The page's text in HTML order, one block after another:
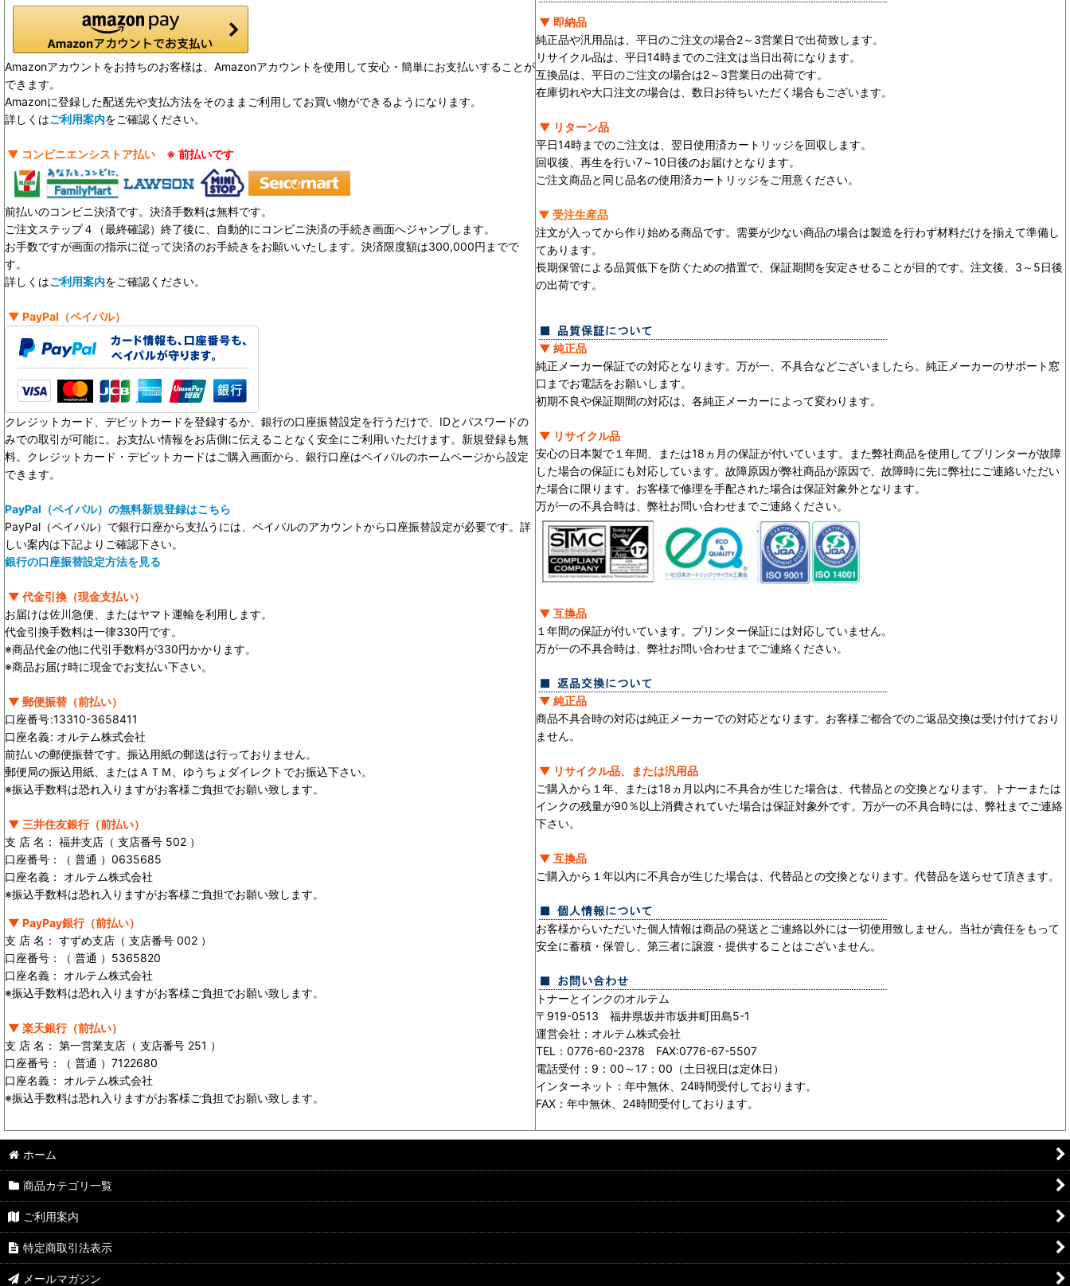
Amazonアカウントをお持ちのお客様は、Amazonアカウントを使用して安心・簡単にお支払いすることが
できます。
Amazonに登録した配送先や支払方法をそのままご利用してお買い物ができるようになります。
詳しくはご利用案内をご確認ください。
▼ コンビニエンシストア払い ※ 前払いです
前払いのコンビニ決済です。決済手数料は無料です。
ご注文ステップ４（最終確認）終了後に、自動的にコンビニ決済の手続き画面へジャンプします。
お手数ですが画面の指示に従って決済のお手続きをお願いいたします。決済限度額は300,000円までで
す。
詳しくはご利用案内をご確認ください。
▼ PayPal （ペイパル）
クレジットカード、デビットカードを登録するか、銀行の口座振替設定を行うだけで、IDとパスワードの
みでの取引が可能に。お支払い情報をお店側に伝えることなく安全にご利用いただけます。新規登録も無
料。クレジットカード・デビットカードはご購入画面から、銀行口座はペイパルのホームページから設定
できます。
PayPal（ペイパル）の無料新規登録はこちら
PayPal（ペイパル）で銀行口座から支払うには、ペイパルのアカウントから口座振替設定が必要です。詳
しい案内は下記よりご確認下さい。
銀行の口座振替設定方法を見る
▼ 代金引換（現金支払い）
お届けは佐川急便、またはヤマト運輸を利用します。
代金引換手数料は一律330円です。
※商品代金の他に代引手数料が330円かかります。
※商品お届け時に現金でお支払い下さい。
▼ 郵便振替（前払い）
口座番号:13310-3658411
口座名義: オルテム株式会社
前払いの郵便振替です。振込用紙の郵送は行っておりません。
郵便局の振込用紙、またはＡＴＭ、ゆうちょダイレクトでお振込下さい。
※振込手数料は恐れ入りますがお客様ご負担でお願い致します。
▼ 三井住友銀行（前払い）
支 店 名： 福井支店（ 支店番号 502 ）
口座番号：（ 普通 ）0635685
口座名義： オルテム株式会社
※振込手数料は恐れ入りますがお客様ご負担でお願い致します。
▼ PayPay銀行（前払い）
支 店 名： すずめ支店（ 支店番号 002 ）
口座番号：（ 普通 ）5365820
口座名義： オルテム株式会社
※振込手数料は恐れ入りますがお客様ご負担でお願い致します。
▼ 楽天銀行（前払い）
支 店 名： 第一営業支店（ 支店番号 251 ）
口座番号：（ 普通 ）7122680
口座名義： オルテム株式会社
※振込手数料は恐れ入りますがお客様ご負担でお願い致します。
▼ 即納品
純正品や汎用品は、平日のご注文の場合2～3営業日で出荷致します。
リサイクル品は、平日14時までのご注文は当日出荷になります。
互換品は、平日のご注文の場合は2～3営業日の出荷です。
在庫切れや大口注文の場合は、数日お待ちいただく場合もございます。
▼ リターン品
平日14時までのご注文は、翌日使用済カートリッジを回収します。
回収後、再生を行い7～10日後のお届けとなります。
ご注文商品と同じ品名の使用済カートリッジをご用意ください。
▼ 受注生産品
注文が入ってから作り始める商品です。需要が少ない商品の場合は製造を行わず材料だけを揃えて準備し
てあります。
長期保管による品質低下を防ぐための措置で、保証期間を安定させることが目的です。 注文後、3～5日後
の出荷です。
▼ 純正品
純正メーカー保証での対応となります。万が一、不具合などございましたら。純正メーカーのサポート窓
口までお電話をお願いします。
初期不良や保証期間の対応は、各純正メーカーによって変わります。
▼ リサイクル品
安心の日本製で１年間、または18ヵ月の保証が付いています。また弊社商品を使用してプリンターが故障
した場合の保証にも対応しています。故障原因が弊社商品が原因で、故障時に先に弊社にご連絡いただい
た場合に限ります。お客様で修理を手配された場合は保証対象外となります。
万が一の不具合時は、弊社お問い合わせまでご連絡ください。
▼ 互換品
１年間の保証が付いています。プリンター保証には対応していません。
万が一の不具合時は、弊社お問い合わせまでご連絡ください。
▼ 純正品
商品不具合時の対応は純正メーカーでの対応となります。お客様ご都合でのご返品交換は受け付けており
ません。
▼ リサイクル品、または汎用品
ご購入から１年、または18ヵ月以内に不具合が生じた場合は、代替品との交換となります。トナーまたは
インクの残量が90％以上消費されていた場合は保証対象外です。万が一の不具合時には、弊社までご連絡
下さい。
▼ 互換品
ご購入から１年以内に不具合が生じた場合は、代替品との交換となります。代替品を送らせて頂きます。
お客様からいただいた個人情報は商品の発送とご連絡以外には一切使用致しません。当社が責任をもって
安全に蓄積・保管し、第三者に譲渡・提供することはございません。
トナーとインクのオルテム
〒919-0513 福井県坂井市坂井町田島5-1
運営会社：オルテム株式会社
TEL：0776-60-2378 FAX:0776-67-5507
電話受付：9：00～17：00（土日祝日は定休日）
インターネット：年中無休、24時間受付しております。
FAX：年中無休、24時間受付しております。
ホーム
商品カテゴリ一覧
ご利用案内
特定商取引法表示
メールマガジン